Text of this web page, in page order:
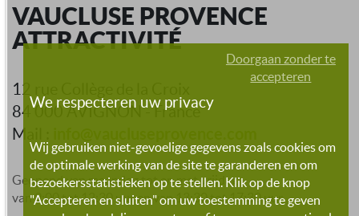
VAUCLUSE PROVENCE
ATTRACTIVITÉ
12 rue Collège de la Croix
84 000 AVIGNON - France
Mail :
Geopend van maandag tot en met vrijdag
van 9:00 tot 12:30 uur en van 13:30 tot 17:30 uur
Doorgaan zonder te
accepteren
We respecteren uw privacy
Wij gebruiken niet-gevoelige gegevens zoals cookies om
de optimale werking van de site te garanderen en om
bezoekersstatistieken op te stellen. Klik op de knop
"Accepteren en sluiten" om uw toestemming te geven